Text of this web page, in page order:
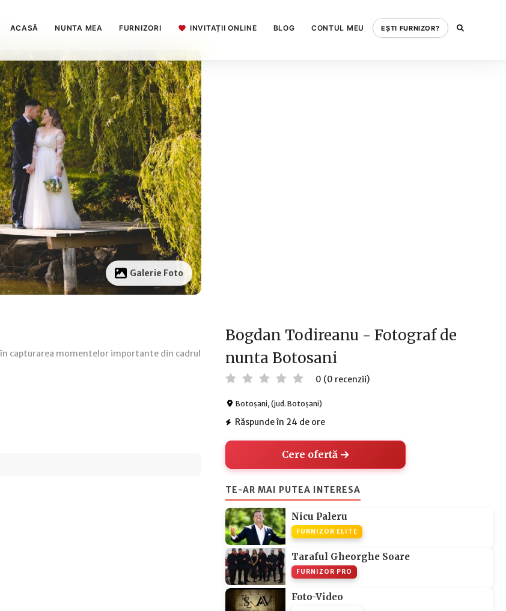
ACASĂ NUNTA MEA FURNIZORI INVITAȚII ONLINE BLOG CONTUL MEU EȘTI FURNIZOR?
Galerie Foto
Bogdan Todireanu - Fotograf de
nunta Botosani
0 (0 recenzii)
Botoșani, (jud. Botoșani)
Răspunde în 24 de ore
Cere ofertă
TE-AR MAI PUTEA INTERESA
Nicu Paleru
FURNIZOR ELITE
Taraful Gheorghe Soare
FURNIZOR PRO
Foto-Video
capturarea momentelor importante din cadrul